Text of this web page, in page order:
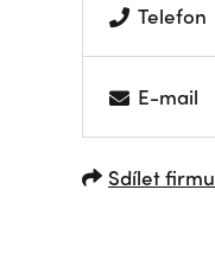
Telefon
E-mail
Sdílet firmu